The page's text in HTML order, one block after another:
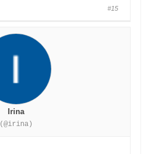
#15
Irina
(@irina)